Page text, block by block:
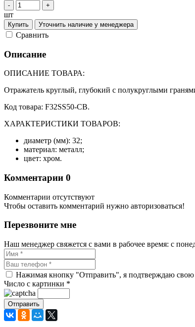
- +
шт
Купить Уточнить наличие у менеджера
Cравнить
Описание
ОПИСАНИЕ ТОВАРА:
Отражатель круглый, глубокий с полукруглыми
Код товара: F32SS50-CB.
ХАРАКТЕРИСТИКИ ТОВАРОВ:
диаметр (мм): 32;
материал: металл;
цвет: хром.
Комментарии 0
Комментарии отсутствуют
Чтобы оставить комментарий нужно авторизоваться!
Перезвоните мне
Наш менеджер свяжется с вами в рабочее время: с
Нажимая кнопку "Отправить", я подтверждаю свою
Число с картинки *